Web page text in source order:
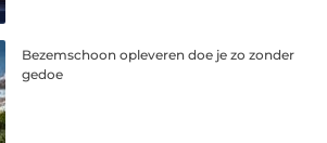
Bezemschoon opleveren doe je zo zonder
gedoe